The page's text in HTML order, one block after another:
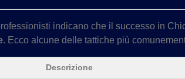
indicano che il successo in
. Ecco alcune delle tattiche più
Descrizione